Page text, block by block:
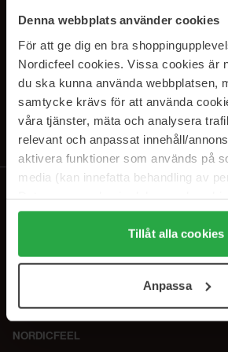
Denna webbplats använder cookies
För att ge dig en bra
Nordicfeel cookies. Vissa cookies är
du ska kunna använda webbplatsen,
samtycke krävs för att använda
våra tjänster, mäta och analysera
relevant och anpassat innehåll/
aktivera funktioner som används på
media (kan innefatta behandling av
Genom att trycka på "Tillåt alla
alla cookies, medan du under
användningen av cookies. Du kan när
samt vår Integritetspolicy.
Tillåt alla cookies
Anpassa
SUBSCRIBE TO OUR
NEWSLETTER
E-mail
Ved at abonnere accepterer du vores
NORDICFEEL